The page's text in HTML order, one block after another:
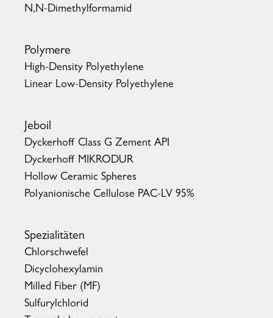
N,N-Dimethylformamid
Polymere
High-Density Polyethylene
Linear Low-Density Polyethylene
Jeboil
Dyckerhoff Class G Zement API
Dyckerhoff MIKRODUR
Hollow Ceramic Spheres
Polyanionische Cellulose PAC-LV 95%
Spezialitäten
Chlorschwefel
Dicyclohexylamin
Milled Fiber (MF)
Sulfurylchlorid